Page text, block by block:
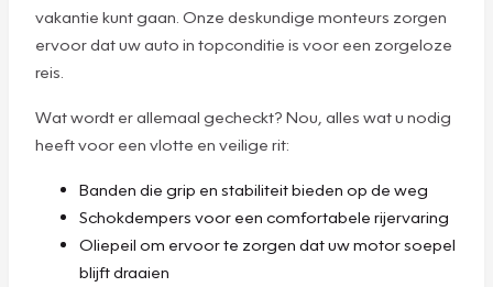
vakantie kunt gaan. Onze deskundige monteurs zorgen
ervoor dat uw auto in topconditie is voor een zorgeloze
reis.
Wat wordt er allemaal gecheckt? Nou, alles wat u nodig
heeft voor een vlotte en veilige rit:
Banden die grip en stabiliteit bieden op de weg
Schokdempers voor een comfortabele rijervaring
Oliepeil om ervoor te zorgen dat uw motor soepel
blijft draaien